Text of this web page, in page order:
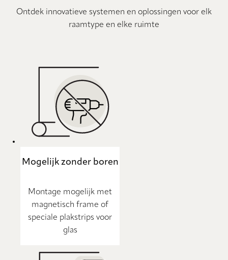
Ontdek innovatieve systemen en oplossingen voor elk
raamtype en elke ruimte
Mogelijk zonder boren
Montage mogelijk met
magnetisch frame of
speciale plakstrips voor
glas